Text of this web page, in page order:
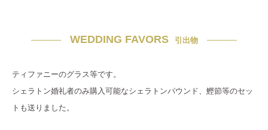
WEDDING FAVORS 引出物
ティファニーのグラス等です。
シェラトン婚礼者のみ購入可能なシェラトンパウンド、鰹節等のセッ
トも送りました。